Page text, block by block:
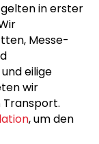
in erster
Messe-
eilige
wir
Transport.
, um den